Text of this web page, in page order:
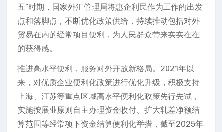
五”时期，国家外汇管理局将惠企利民作为工作的出发
点和落脚点，不断优化政策供给，持续推动包括对外
贸易在内的经常项目便利，为人民群众带来实实在在
的获得感。
推进高水平便利，服务对外开放新格局。2021年以
来，对优质企业便利化政策进行优化升级，积极支持
上海、江苏等重点区域高水平便利化政策先行先试，
实施按展业原则自主办理资金收付、扩大轧差净额结
算范围等经常项下资金结算便利化举措，截至2025年